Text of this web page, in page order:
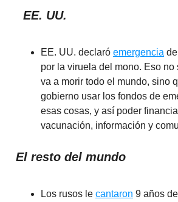
EE. UU.
EE. UU. declaró emergencia
por la viruela del mono. Eso no
va a morir todo el mundo, sino
gobierno usar los fondos de
esas cosas, y así poder
vacunación, información y
El resto del mundo
Los rusos le cantaron 9 años